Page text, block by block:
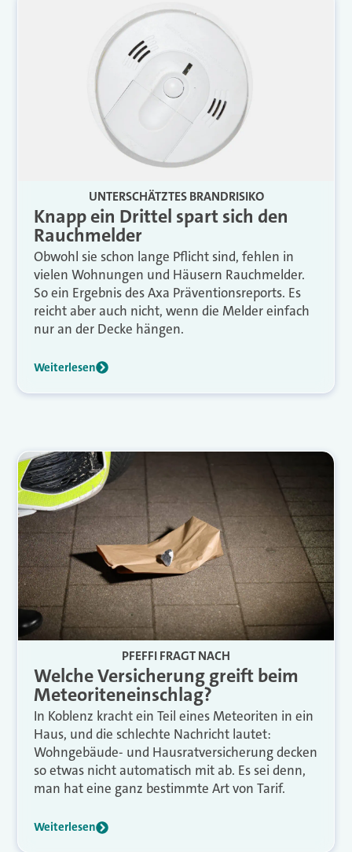
UNTERSCHÄTZTES BRANDRISIKO
Knapp ein Drittel spart sich den
Rauchmelder
Obwohl sie schon lange Pflicht sind, fehlen in
vielen Wohnungen und Häusern Rauchmelder.
So ein Ergebnis des Axa Präventionsreports. Es
reicht aber auch nicht, wenn die Melder einfach
nur an der Decke hängen.
Weiterlesen
PFEFFI FRAGT NACH
Welche Versicherung greift beim
Meteoriteneinschlag?
In Koblenz kracht ein Teil eines Meteoriten in ein
Haus, und die schlechte Nachricht lautet:
Wohngebäude- und Hausratversicherung decken
so etwas nicht automatisch mit ab. Es sei denn,
man hat eine ganz bestimmte Art von Tarif.
Weiterlesen